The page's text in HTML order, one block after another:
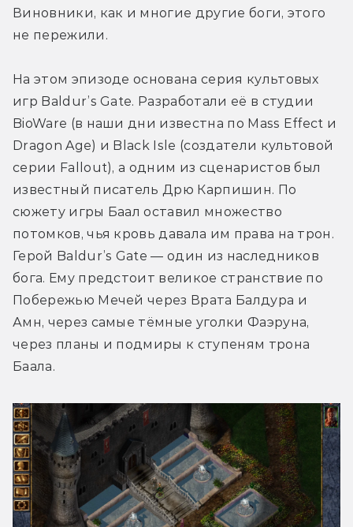
Виновники, как и многие другие боги, этого
не пережили.
На этом эпизоде основана серия культовых
игр Baldur’s Gate. Разработали её в студии
BioWare (в наши дни известна по Mass Effect и
Dragon Age) и Black Isle (создатели культовой
серии Fallout), а одним из сценаристов был
известный писатель Дрю Карпишин. По
сюжету игры Баал оставил множество
потомков, чья кровь давала им права на трон.
Герой Baldur’s Gate — один из наследников
бога. Ему предстоит великое странствие по
Побережью Мечей через Врата Балдура и
Амн, через самые тёмные уголки Фаэруна,
через планы и подмиры к ступеням трона
Баала.